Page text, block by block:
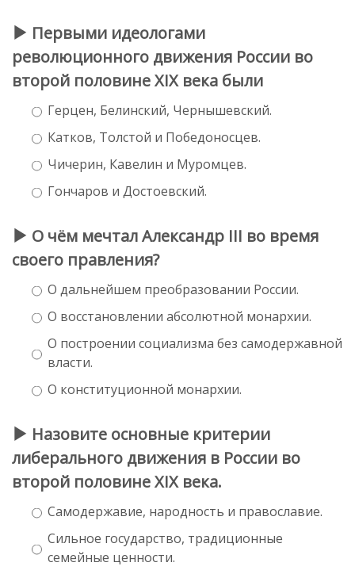
Первыми идеологами
революционного движения России во
второй половине XIX века были
Герцен, Белинский, Чернышевский.
Катков, Толстой и Победоносцев.
Чичерин, Кавелин и Муромцев.
Гончаров и Достоевский.
О чём мечтал Александр III во время
своего правления?
О дальнейшем преобразовании России.
О восстановлении абсолютной монархии.
О построении социализма без самодержавной
власти.
О конституционной монархии.
Назовите основные критерии
либерального движения в России во
второй половине XIX века.
Самодержавие, народность и православие.
Сильное государство, традиционные
семейные ценности.